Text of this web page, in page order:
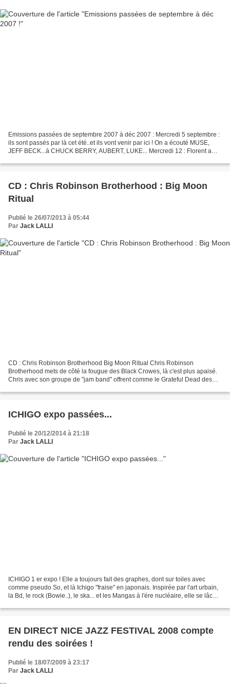
Emissions passées de septembre 2007 à déc 2007 : Mercredi 5 septembre :
ils sont passés par là cet été..et ils vont venir par ici ! On a écouté MUSE,
JEFF BECK...à CHUCK BERRY, AUBERT, LUKE... Mercredi 12 : Florent a
CD : Chris Robinson Brotherhood : Big Moon
Ritual
Publié le 26/07/2013 à 05:44
Par Jack LALLI
CD : Chris Robinson Brotherhood Big Moon Ritual Chris Robinson
Brotherhood mets de côté la fougue des Black Crowes, là c'est plus apaisé.
Chris avec son groupe de "jam band" offrent comme le Grateful Dead des
ICHIGO expo passées...
Publié le 20/12/2014 à 21:18
Par Jack LALLI
ICHIGO 1 er expo ! Elle a toujours fait des graphes, dont sur toiles avec
comme pseudo So, et là Ichigo "fraise" en japonais. Inspirée par l'art urbain,
la Bd, le rock (Bowie..), le ska... et les Mangas à l'ére nucléaire, elle se lâche
EN DIRECT NICE JAZZ FESTIVAL 2008 compte
rendu des soirées !
Publié le 18/07/2009 à 23:17
Par Jack LALLI